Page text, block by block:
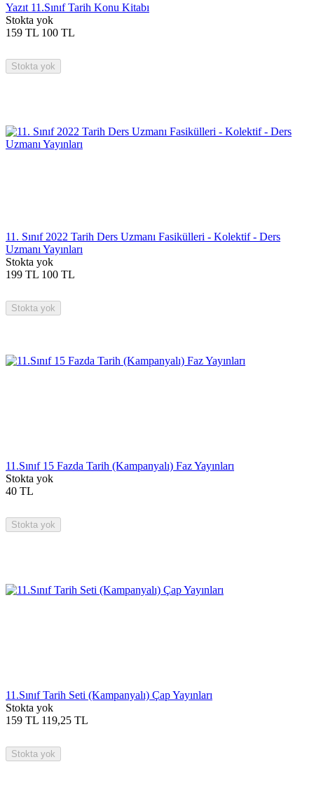
Yazıt 11.Sınıf Tarih Konu Kitabı
Stokta yok
159 TL 100 TL
Stokta yok
11. Sınıf 2022 Tarih Ders Uzmanı Fasikülleri - Kolektif - Ders
Uzmanı Yayınları
Stokta yok
199 TL 100 TL
Stokta yok
11.Sınıf 15 Fazda Tarih (Kampanyalı) Faz Yayınları
Stokta yok
40 TL
Stokta yok
11.Sınıf Tarih Seti (Kampanyalı) Çap Yayınları
Stokta yok
159 TL 119,25 TL
Stokta yok